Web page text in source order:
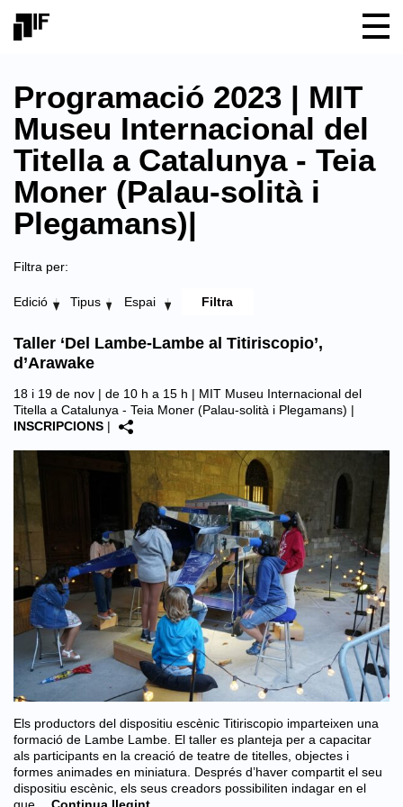
Programació 2023 | MIT
Museu Internacional del
Titella a Catalunya - Teia
Moner (Palau-solità i
Plegamans)|
Filtra per:
Edició Tipus Espai
Taller ‘Del Lambe-Lambe al Titiriscopio’,
d’Arawake
18 i 19 de nov | de 10 h a 15 h | MIT Museu Internacional del
Titella a Catalunya - Teia Moner (Palau-solità i Plegamans) |
INSCRIPCIONS |
Els productors del dispositiu escènic Titiriscopio imparteixen una
formació de Lambe Lambe. El taller es planteja per a capacitar
als participants en la creació de teatre de titelles, objectes i
formes animades en miniatura. Després d’haver compartit el seu
dispositiu escènic, els seus creadors possibiliten indagar en el